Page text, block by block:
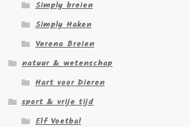
Simply breien
Simply Haken
Verena Breien
natuur & wetenschap
Hart voor Dieren
sport & vrije tijd
Elf Voetbal